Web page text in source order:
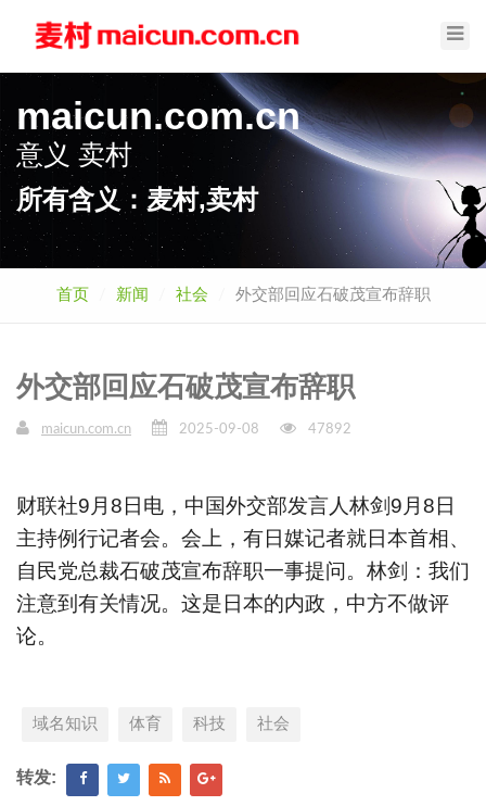
maicun.com.cn
意义卖村
所有含义：麦村,卖村
首页 新闻 社会 外交部回应石破茂宣布辞职
外交部回应石破茂宣布辞职
maicun.com.cn 2025-09-08 47892
财联社9月8日电，中国外交部发言人林剑9月8日
主持例行记者会。会上，有日媒记者就日本首相、
自民党总裁石破茂宣布辞职一事提问。林剑：我们
注意到有关情况。这是日本的内政，中方不做评
论。
域名知识 体育 科技 社会
转发: